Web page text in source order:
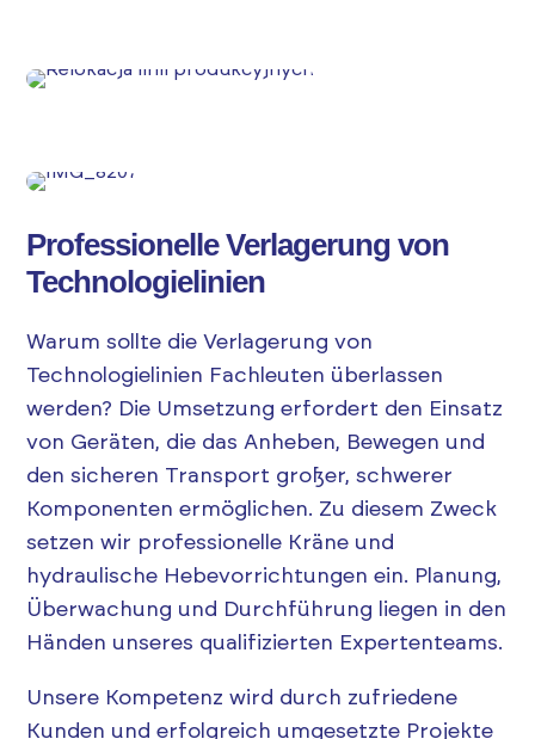
Professionelle Verlagerung von
Technologielinien
Warum sollte die Verlagerung von
Technologielinien Fachleuten überlassen
werden? Die Umsetzung erfordert den Einsatz
von Geräten, die das Anheben, Bewegen und
den sicheren Transport großer, schwerer
Komponenten ermöglichen. Zu diesem Zweck
setzen wir professionelle Kräne und
hydraulische Hebevorrichtungen ein. Planung,
Überwachung und Durchführung liegen in den
Händen unseres qualifizierten Expertenteams.
Unsere Kompetenz wird durch zufriedene
Kunden und erfolgreich umgesetzte Projekte